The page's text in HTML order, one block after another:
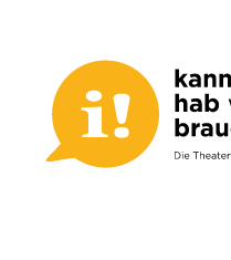
springen